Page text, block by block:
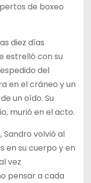
de boxeo
diez días
estrelló con su
del
en el cráneo y un
un oído. Su
murió en el acto.
Sandro volvió al
en su cuerpo y en
vez
pensar a cada